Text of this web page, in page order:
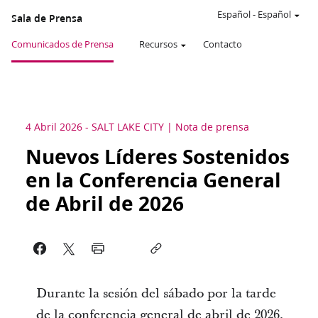
Sala de Prensa
Comunicados de Prensa Recursos Contacto
Español- Español
4 Abril 2026 - SALT LAKE CITY Nota de prensa
Nuevos Líderes Sostenidos
en la Conferencia General
de Abril de 2026
Durante la sesión del sábado por la tarde